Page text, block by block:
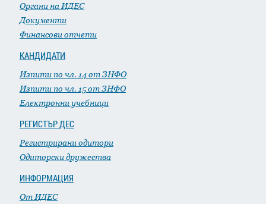
Органи на ИДЕС
Документи
Финансови отчети
КАНДИДАТИ
Изпити по чл. 14 от ЗНФО
Изпити по чл. 15 от ЗНФО
Електронни учебници
РЕГИСТЪР ДЕС
Регистрирани одитори
Одиторски дружества
ИНФОРМАЦИЯ
От ИДЕС